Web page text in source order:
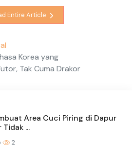
Entire Article
Korea yang
Tak Cuma Drakor
Area Cuci Piring di Dapur
...
2